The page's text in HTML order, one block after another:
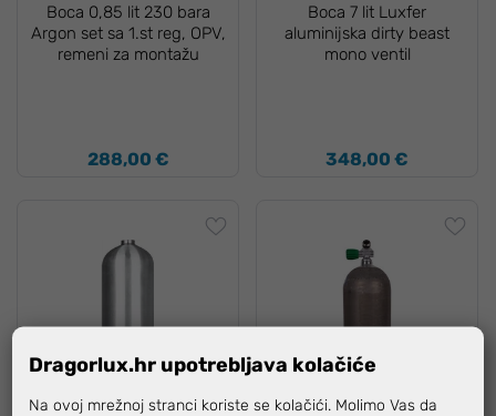
Boca 0,85 lit 230 bara
Argon set sa 1.st reg, OPV,
remeni za montažu
288,00 €
Boca 7 lit Luxfer
aluminijska dirty beast
mono ventil
348,00 €
Dragorlux.hr upotrebljava kolačiće
Na ovoj mrežnoj stranci koriste se kolačići. Molimo Vas da